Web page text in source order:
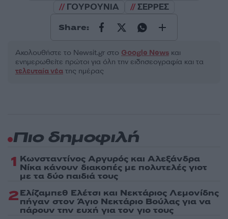
ΓΟΥΡΟΥΝΙΑ
ΣΕΡΡΕΣ
Share:
Ακολουθήστε το Νewsit.gr στο Google News και
ενημερωθείτε πρώτοι για όλη την ειδησεογραφία και τα
τελευταία νέα της ημέρας
Πιο δημοφιλή
1 Κωνσταντίνος Αργυρός και Αλεξάνδρα
Νίκα κάνουν διακοπές με πολυτελές γιοτ
με τα δύο παιδιά τους
2Ελίζαμπεθ Ελέτσι και Νεκτάριος Λεμονίδης
πήγαν στον Άγιο Νεκτάριο Βούλας για να
πάρουν την ευχή για τον γιο τους